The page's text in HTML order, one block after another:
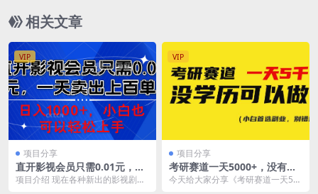
相关文章
VIP
项目分享
直开影视会员只需0.01元，一
天卖出上百单，日入1000+小
项目介绍 现在各种新出的影视剧，
VIP
项目分享
考研赛道一天5000+，没有学
历可以做！
今天给大家分享《考研赛道一天50